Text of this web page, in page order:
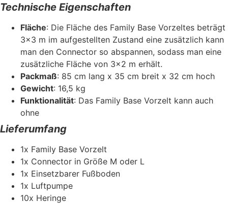
Technische Eigenschaften
Fläche: Die Fläche des Family Base Vorzeltes beträgt
3×3 m im aufgestellten Zustand eine zusätzlich kann
man den Connector so abspannen, sodass man eine
zusätzliche Fläche von 3×2 m erhält.
Packmaß: 85 cm lang x 35 cm breit x 32 cm hoch
Gewicht: 16,5 kg
Funktionalität: Das Family Base Vorzelt kann auch
ohne
Lieferumfang
1x Family Base Vorzelt
1x Connector in Größe M oder L
1x Einsetzbarer Fußboden
1x Luftpumpe
10x Heringe